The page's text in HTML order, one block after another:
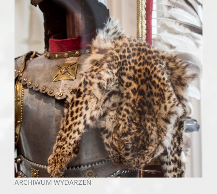
ARCHIWUM WYDARZEŃ